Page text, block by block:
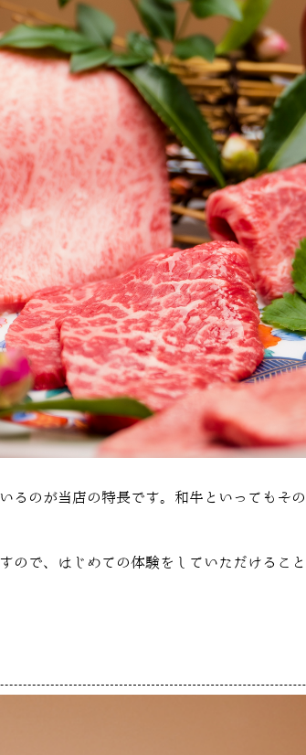
るのが当店の特長です。和牛といってもそ
ので、はじめての体験をしていただけるこ